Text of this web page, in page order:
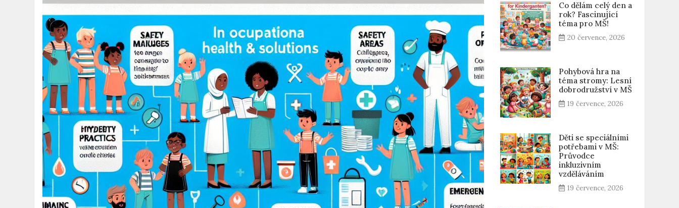
Co dělám celý den a
rok? Fascinující
téma pro MŠ!
20 července, 2026
Pohybová hra na
téma stromy: Lesní
dobrodružství v MŠ
19 července, 2026
Děti se speciálními
potřebami v MŠ:
Průvodce
inkluzivním
vzděláváním
19 července, 2026